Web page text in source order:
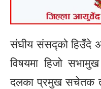
संघीय संसद्को हिउँदे
विषयमा हिजो
दलका प्रमुख सचेतक